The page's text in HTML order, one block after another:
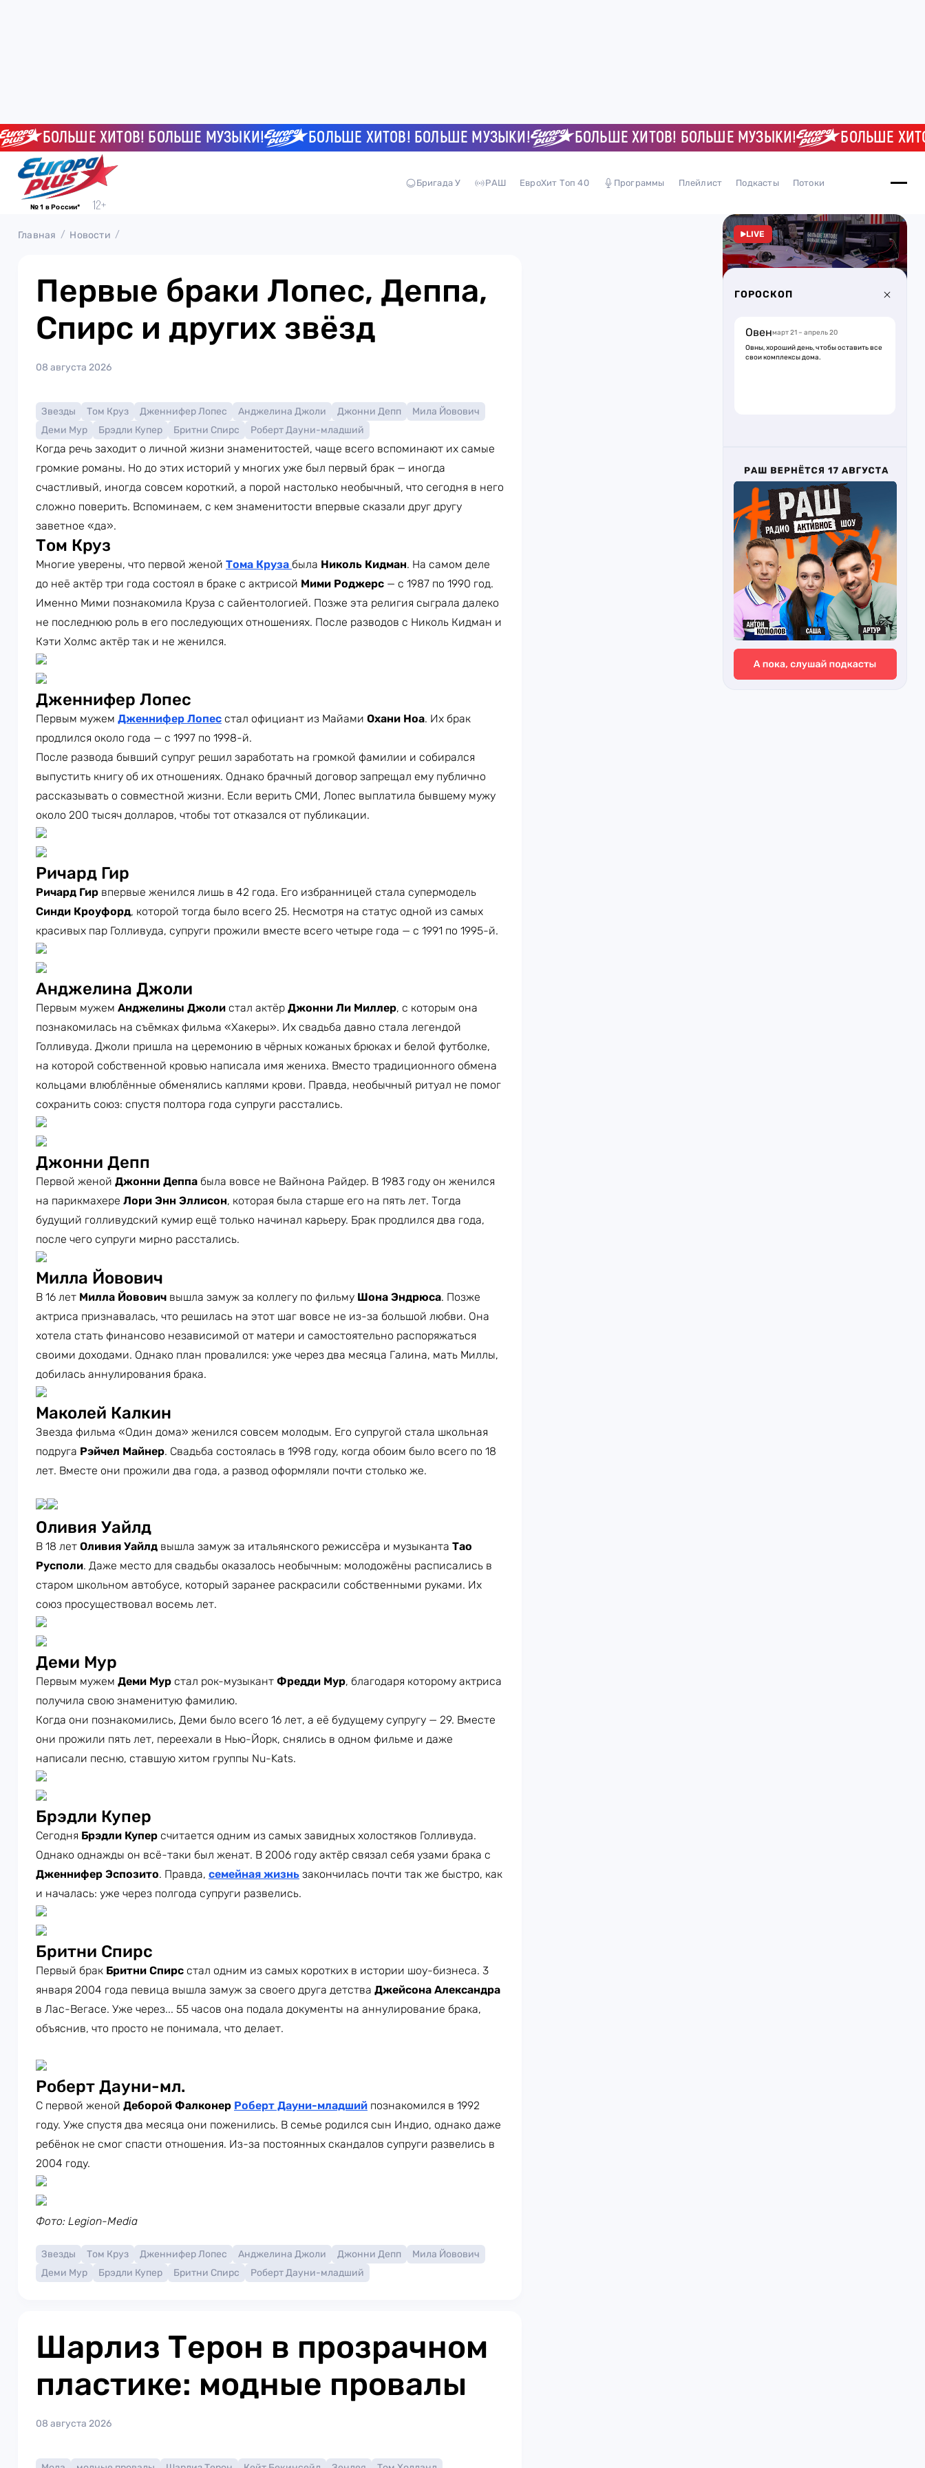
БОЛЬШЕ ХИТОВ! БОЛЬШЕ МУЗЫКИ! БОЛЬШЕ ХИТОВ! БОЛЬШЕ МУЗЫКИ! БОЛЬШЕ ХИТОВ! БОЛЬШЕ МУЗЫКИ! БОЛЬШЕ ХИТОВ!
№ 1 в России*
Бригада У РАШ ЕвроХит Топ 40 Программы Плейлист Подкасты Потоки
Главная Новости
Первые браки Лопес, Деппа,
Спирс и других звёзд
08 августа 2026
Звезды Том Круз Дженнифер Лопес Анджелина Джоли Джонни Депп
Мила Йовович
Деми Мур
Брэдли Купер Бритни Спирс Роберт Дауни-младший
Когда речь заходит о личной жизни знаменитостей, чаще всего вспоминают их самые
громкие романы. Но до этих историй у многих уже был первый брак — иногда
счастливый, иногда совсем короткий, а порой настолько необычный, что сегодня в него
сложно поверить. Вспоминаем, с кем знаменитости впервые сказали друг другу
заветное «да».
Том Круз
Многие уверены, что первой женой Тома Круза была Николь Кидман. На самом деле
до неё актёр три года состоял в браке с актрисой Мими Роджерс — с 1987 по 1990 год.
Именно Мими познакомила Круза с сайентологией. Позже эта религия сыграла далеко
не последнюю роль в его последующих отношениях. После разводов с Николь Кидман и
Кэти Холмс актёр так и не женился.
Дженнифер Лопес
Первым мужем Дженнифер Лопес стал официант из Майами Охани Ноа. Их брак
продлился около года — с 1997 по 1998-й.
После развода бывший супруг решил заработать на громкой фамилии и собирался
выпустить книгу об их отношениях. Однако брачный договор запрещал ему публично
рассказывать о совместной жизни. Если верить СМИ, Лопес выплатила бывшему мужу
около 200 тысяч долларов, чтобы тот отказался от публикации.
Ричард Гир
Ричард Гир впервые женился лишь в 42 года. Его избранницей стала супермодель
Синди Кроуфорд, которой тогда было всего 25. Несмотря на статус одной из самых
красивых пар Голливуда, супруги прожили вместе всего четыре года — с 1991 по 1995-й.
Анджелина Джоли
Первым мужем Анджелины Джоли стал актёр Джонни Ли Миллер, с которым она
познакомилась на съёмках фильма «Хакеры». Их свадьба давно стала легендой
Голливуда. Джоли пришла на церемонию в чёрных кожаных брюках и белой футболке,
на которой собственной кровью написала имя жениха. Вместо традиционного обмена
кольцами влюблённые обменялись каплями крови. Правда, необычный ритуал не помог
сохранить союз: спустя полтора года супруги расстались.
Джонни Депп
Первой женой Джонни Деппа была вовсе не Вайнона Райдер. В 1983 году он женился
на парикмахере Лори Энн Эллисон, которая была старше его на пять лет. Тогда
будущий голливудский кумир ещё только начинал карьеру. Брак продлился два года,
после чего супруги мирно расстались.
Милла Йовович
В 16 лет Милла Йовович вышла замуж за коллегу по фильму Шона Эндрюса. Позже
актриса признавалась, что решилась на этот шаг вовсе не из-за большой любви. Она
хотела стать финансово независимой от матери и самостоятельно распоряжаться
своими доходами. Однако план провалился: уже через два месяца Галина, мать Миллы,
добилась аннулирования брака.
Маколей Калкин
Звезда фильма «Один дома» женился совсем молодым. Его супругой стала школьная
подруга Рэйчел Майнер. Свадьба состоялась в 1998 году, когда обоим было всего по 18
лет. Вместе они прожили два года, а развод оформляли почти столько же.
Оливия Уайлд
В 18 лет Оливия Уайлд вышла замуж за итальянского режиссёра и музыканта Тао
Русполи. Даже место для свадьбы оказалось необычным: молодожёны расписались в
старом школьном автобусе, который заранее раскрасили собственными руками. Их
союз просуществовал восемь лет.
Деми Мур
Первым мужем Деми Мур стал рок-музыкант Фредди Мур, благодаря которому актриса
получила свою знаменитую фамилию.
Когда они познакомились, Деми было всего 16 лет, а её будущему супругу — 29. Вместе
они прожили пять лет, переехали в Нью-Йорк, снялись в одном фильме и даже
написали песню, ставшую хитом группы Nu-Kats.
Брэдли Купер
Сегодня Брэдли Купер считается одним из самых завидных холостяков Голливуда.
Однако однажды он всё-таки был женат. В 2006 году актёр связал себя узами брака с
Дженнифер Эспозито. Правда, семейная жизнь закончилась почти так же быстро, как
и началась: уже через полгода супруги развелись.
Бритни Спирс
Первый брак Бритни Спирс стал одним из самых коротких в истории шоу-бизнеса. 3
января 2004 года певица вышла замуж за своего друга детства Джейсона Александра
в Лас-Вегасе. Уже через... 55 часов она подала документы на аннулирование брака,
объяснив, что просто не понимала, что делает.
Роберт Дауни-мл.
С первой женой Деборой Фалконер Роберт Дауни-младший познакомился в 1992
году. Уже спустя два месяца они поженились. В семье родился сын Индио, однако даже
ребёнок не смог спасти отношения. Из-за постоянных скандалов супруги развелись в
2004 году.
Фото: Legion-Media
Звезды Том Круз Дженнифер Лопес Анджелина Джоли Джонни Депп
Мила Йовович
Деми Мур
Брэдли Купер Бритни Спирс Роберт Дауни-младший
Шарлиз Терон в прозрачном
пластике: модные провалы
08 августа 2026
LIVE
ГОРОСКОП
Овенмарт 21 – апрель 20
Овны, хороший день, чтобы оставить все
свои комплексы дома.